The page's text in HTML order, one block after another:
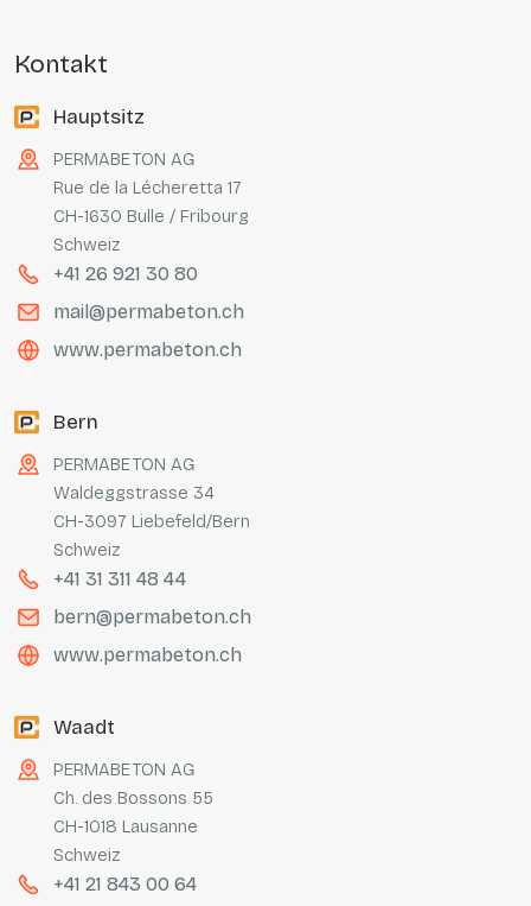
kontakt
Hauptsitz
PERMABETON AG
Rue de la Lécheretta 17
CH-1630 Bulle / Fribourg
Schweiz
+41 26 921 30 80
mail@permabeton.ch
www.permabeton.ch
Bern
PERMABETON AG
Waldeggstrasse 34
CH-3097 Liebefeld/Bern
Schweiz
+41 31 311 48 44
bern@permabeton.ch
www.permabeton.ch
Waadt
PERMABETON AG
Ch. des Bossons 55
CH-1018 Lausanne
Schweiz
+41 21 843 00 64